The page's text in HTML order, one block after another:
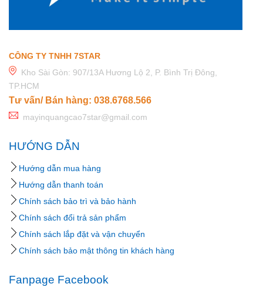
CÔNG TY TNHH 7STAR
Kho Sài Gòn: 907/13A Hương Lộ 2, P. Bình Trị Đông,
TP.HCM
Tư vấn/ Bán hàng: 038.6768.566
mayinquangcao7star@gmail.com
HƯỚNG DẪN
Hướng dẫn mua hàng
Hướng dẫn thanh toán
Chính sách bảo trì và bảo hành
Chính sách đổi trả sản phẩm
Chính sách lắp đặt và vận chuyển
Chính sách bảo mật thông tin khách hàng
Fanpage Facebook